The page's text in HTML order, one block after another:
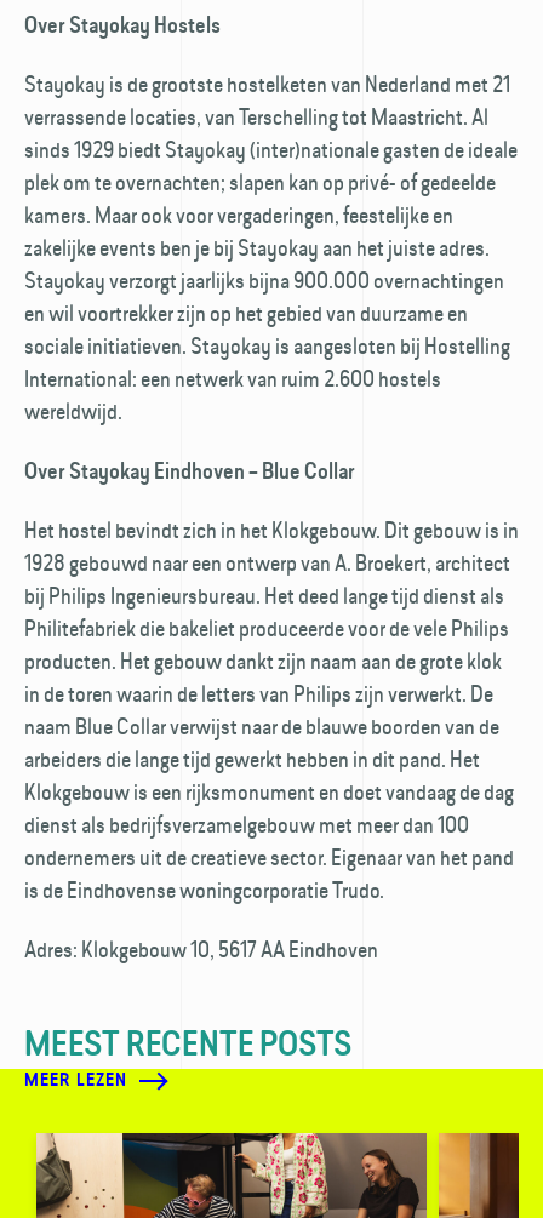
Over Stayokay Hostels
Stayokay is de grootste hostelketen van Nederland met 21
verrassende locaties, van Terschelling tot Maastricht. Al
sinds 1929 biedt Stayokay (inter)nationale gasten de ideale
plek om te overnachten; slapen kan op privé- of gedeelde
kamers. Maar ook voor vergaderingen, feestelijke en
zakelijke events ben je bij Stayokay aan het juiste adres.
Stayokay verzorgt jaarlijks bijna 900.000 overnachtingen
en wil voortrekker zijn op het gebied van duurzame en
sociale initiatieven. Stayokay is aangesloten bij Hostelling
International: een netwerk van ruim 2.600 hostels
wereldwijd.
Over Stayokay Eindhoven – Blue Collar
Het hostel bevindt zich in het Klokgebouw. Dit gebouw is in
1928 gebouwd naar een ontwerp van A. Broekert, architect
bij Philips Ingenieursbureau. Het deed lange tijd dienst als
Philitefabriek die bakeliet produceerde voor de vele Philips
producten. Het gebouw dankt zijn naam aan de grote klok
in de toren waarin de letters van Philips zijn verwerkt. De
naam Blue Collar verwijst naar de blauwe boorden van de
arbeiders die lange tijd gewerkt hebben in dit pand. Het
Klokgebouw is een rijksmonument en doet vandaag de dag
dienst als bedrijfsverzamelgebouw met meer dan 100
ondernemers uit de creatieve sector. Eigenaar van het pand
is de Eindhovense woningcorporatie Trudo.
Adres: Klokgebouw 10, 5617 AA Eindhoven
MEEST RECENTE POSTS
MEER LEZEN